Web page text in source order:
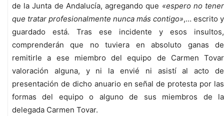
de la Junta de Andalucía, agregando que «espero no tener
que tratar profesionalmente nunca más contigo»,… escrito y
guardado está. Tras ese incidente y esos insultos,
comprenderán que no tuviera en absoluto ganas de
remitirle a ese miembro del equipo de Carmen Tovar
valoración alguna, y ni la envié ni asistí al acto de
presentación de dicho anuario en señal de protesta por las
formas del equipo o alguno de sus miembros de la
delegada Carmen Tovar.